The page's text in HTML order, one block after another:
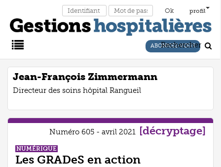
profil
Main
Menu
ABONNEZ-VOUS
Rechercher
Jean-François Zimmermann
Directeur des soins hôpital Rangueil
Numéro 605 - avril 2021 [décryptage]
NUMÉRIQUE
Les GRADeS en action